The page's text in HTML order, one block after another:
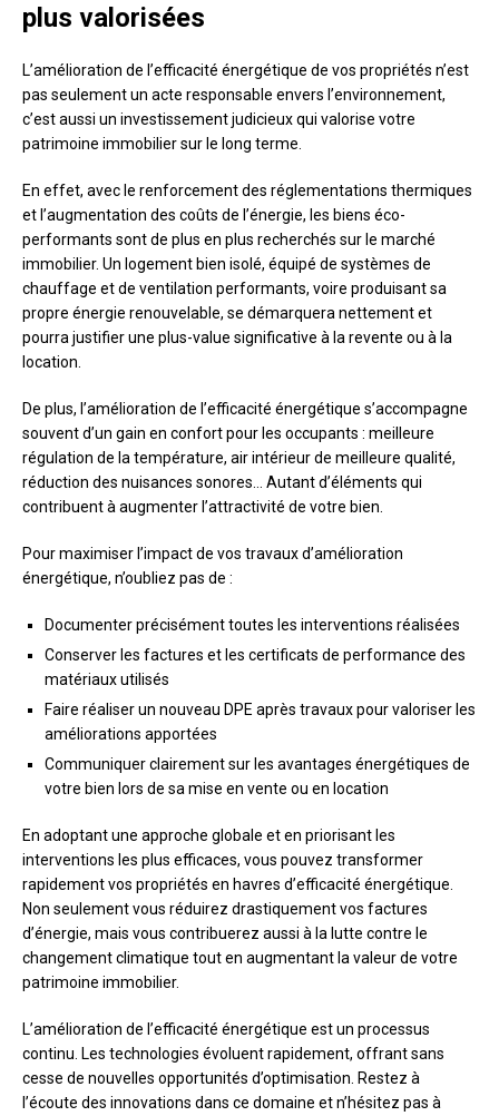
plus valorisées
L’amélioration de l’efficacité énergétique de vos propriétés n’est
pas seulement un acte responsable envers l’environnement,
c’est aussi un investissement judicieux qui valorise votre
patrimoine immobilier sur le long terme.
En effet, avec le renforcement des réglementations thermiques
et l’augmentation des coûts de l’énergie, les biens éco-
performants sont de plus en plus recherchés sur le marché
immobilier. Un logement bien isolé, équipé de systèmes de
chauffage et de ventilation performants, voire produisant sa
propre énergie renouvelable, se démarquera nettement et
pourra justifier une plus-value significative à la revente ou à la
location.
De plus, l’amélioration de l’efficacité énergétique s’accompagne
souvent d’un gain en confort pour les occupants : meilleure
régulation de la température, air intérieur de meilleure qualité,
réduction des nuisances sonores… Autant d’éléments qui
contribuent à augmenter l’attractivité de votre bien.
Pour maximiser l’impact de vos travaux d’amélioration
énergétique, n’oubliez pas de :
Documenter précisément toutes les interventions réalisées
Conserver les factures et les certificats de performance des
matériaux utilisés
Faire réaliser un nouveau DPE après travaux pour valoriser les
améliorations apportées
Communiquer clairement sur les avantages énergétiques de
votre bien lors de sa mise en vente ou en location
En adoptant une approche globale et en priorisant les
interventions les plus efficaces, vous pouvez transformer
rapidement vos propriétés en havres d’efficacité énergétique.
Non seulement vous réduirez drastiquement vos factures
d’énergie, mais vous contribuerez aussi à la lutte contre le
changement climatique tout en augmentant la valeur de votre
patrimoine immobilier.
L’amélioration de l’efficacité énergétique est un processus
continu. Les technologies évoluent rapidement, offrant sans
cesse de nouvelles opportunités d’optimisation. Restez à
l’écoute des innovations dans ce domaine et n’hésitez pas à